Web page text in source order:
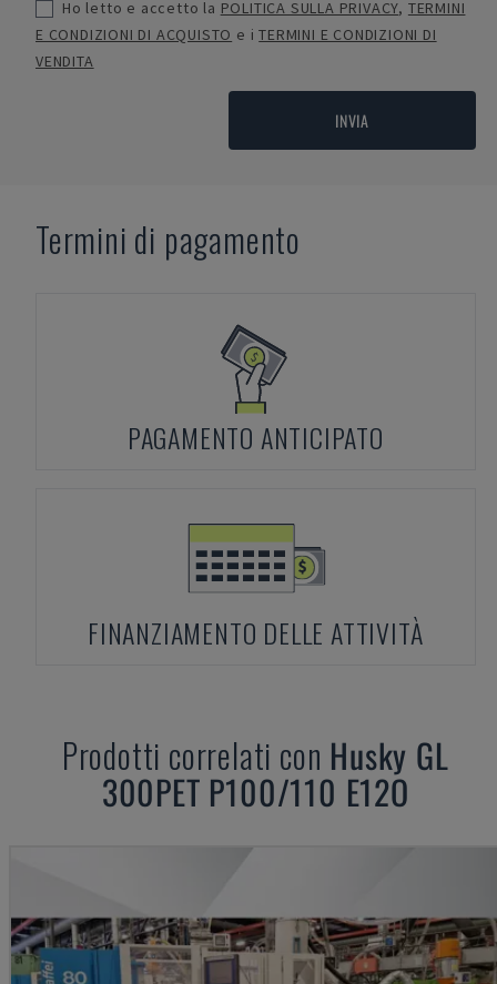
Ho letto e accetto la POLITICA SULLA PRIVACY, TERMINI
E CONDIZIONI DI ACQUISTO e iTERMINI E CONDIZIONI DI
VENDITA
INVIA
Termini di pagamento
PAGAMENTO ANTICIPATO
FINANZIAMENTO DELLE ATTIVITÀ
Prodotti correlati con Husky GL
300PET P100/110 E12O